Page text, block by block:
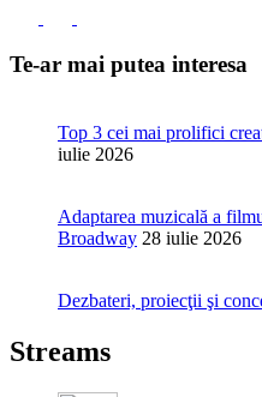
Te-ar mai putea interesa
Top 3 cei mai prolifici
iulie 2026
Adaptarea muzicală a
Broadway 28 iulie 2026
Dezbateri, proiecţii şi
Streams